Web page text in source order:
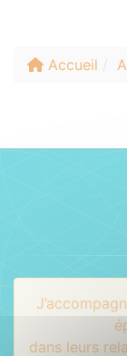
Accueil
dans leurs